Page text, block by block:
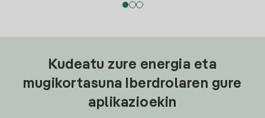
Kudeatu zure energia eta
mugikortasuna Iberdrolaren gure
aplikazioekin